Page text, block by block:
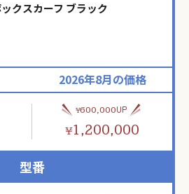
クスカーフ ブラック
2026年8月の価格
¥600,000UP
¥1,200,000
型番